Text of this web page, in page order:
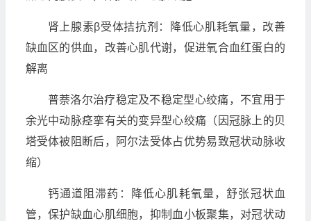
肾上腺素β受体拮抗剂：降低心肌耗氧量，改善
缺血区的供血，改善心肌代谢，促进氧合血红蛋白的
解离
普萘洛尔治疗稳定及不稳定型心绞痛，不宜用于
余光中动脉痉挛有关的变异型心绞痛（因冠脉上的贝
塔受体被阻断后，阿尔法受体占优势易致冠状动脉收
缩）
钙通道阻滞药：降低心肌耗氧量，舒张冠状血
管，保护缺血心肌细胞，抑制血小板聚集，对冠状动